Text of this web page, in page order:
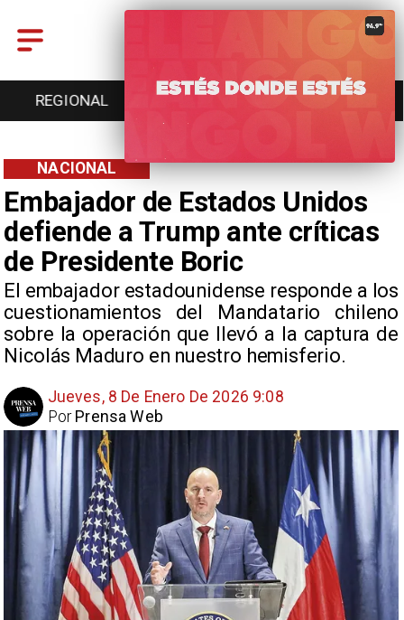
REGIONAL ENTRETENCIÓN DEPORTES
Embajador de Estados Unidos
defiende a Trump ante críticas
de Presidente Boric
El embajador estadounidense responde a los
cuestionamientos del Mandatario chileno
sobre la operación que llevó a la captura de
Nicolás Maduro en nuestro hemisferio.
NACIONAL
Jueves, 8 De Enero De 2026 9:08
Prensa Web
Por